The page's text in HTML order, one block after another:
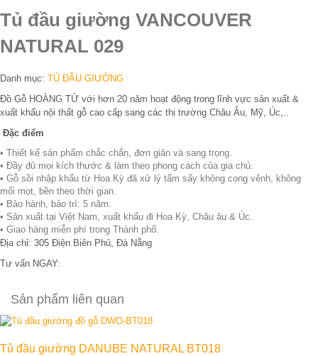
Tủ đầu giường VANCOUVER
NATURAL 029
Danh mục: TỦ ĐẦU GIƯỜNG
Đồ Gỗ HOÀNG TỬ với hơn 20 năm hoạt động trong lĩnh vực sản xuất &
xuất khẩu nội thất gỗ cao cấp sang các thị trường Châu Âu, Mỹ, Úc,..
Đặc điểm
• Thiết kế sản phẩm chắc chắn, đơn giản và sang trọng.
• Đầy đủ mọi kích thước & làm theo phong cách của gia chủ.
• Gỗ sồi nhập khẩu từ Hoa Kỳ đã xử lý tẩm sấy không cong vênh, không
mối mọt, bền theo thời gian.
• Bảo hành, bảo trì: 5 năm.
• Sản xuất tại Việt Nam, xuất khẩu đi Hoa Kỳ, Châu âu & Úc.
• Giao hàng miễn phí trong Thành phố.
Địa chỉ: 305 Điện Biên Phủ, Đà Nẵng
Tư vấn NGAY:
Sản phẩm liên quan
Tủ đầu giường DANUBE NATURAL BT018